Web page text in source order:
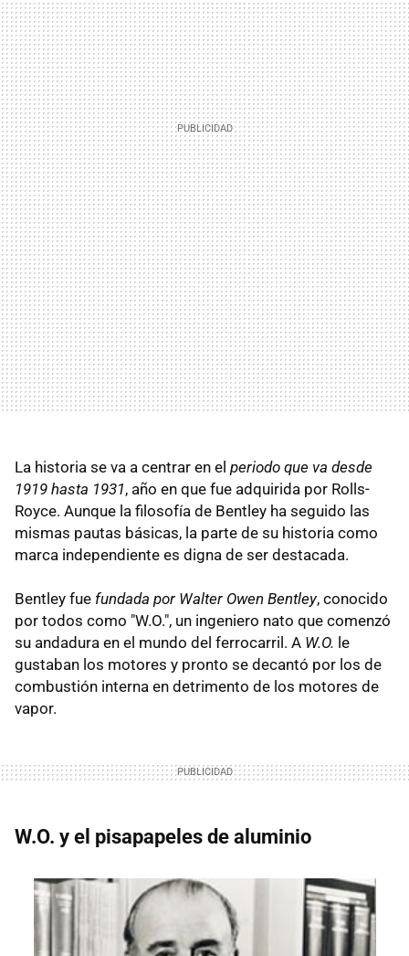
La historia se va a centrar en el periodo que va desde
1919 hasta 1931, año en que fue adquirida por Rolls-
Royce. Aunque la filosofía de Bentley ha seguido las
mismas pautas básicas, la parte de su historia como
marca independiente es digna de ser destacada.
Bentley fue fundada por Walter Owen Bentley, conocido
por todos como "W.O.", un ingeniero nato que comenzó
su andadura en el mundo del ferrocarril. A W.O. le
gustaban los motores y pronto se decantó por los de
combustión interna en detrimento de los motores de
vapor.
W.O. y el pisapapeles de aluminio